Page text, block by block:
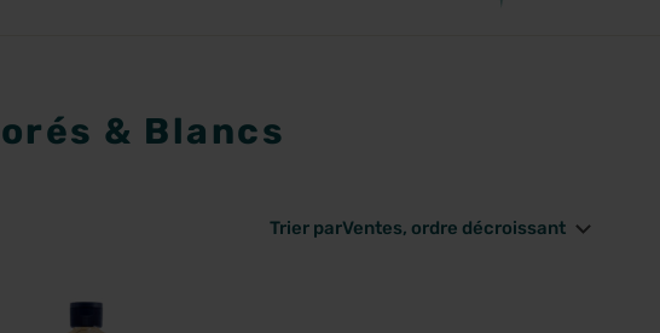
& Blancs
Trier parVentes, ordre décroissant